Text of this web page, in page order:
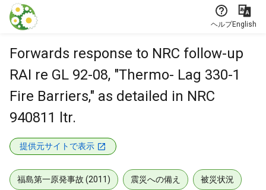
本文に飛ぶ
ヘルプEnglish
Forwards response to NRC follow-up
RAI re GL 92-08, "Thermo- Lag 330-1
Fire Barriers," as detailed in NRC
940811 ltr.
提供元サイトで表示
福島第一原発事故 (2011) 震災への備え 被災状況